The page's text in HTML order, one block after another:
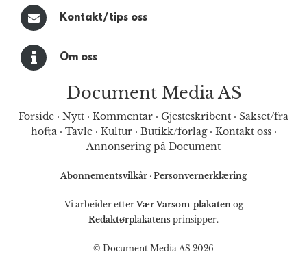
Kontakt/tips oss
Om oss
Document Media AS
Forside · Nytt · Kommentar · Gjesteskribent · Sakset/fra
hofta· Tavle· Kultur· Butikk/forlag· Kontakt oss·
Annonsering på Document
Abonnementsvilkår · Personvernerklæring
Vi arbeider etterVær Varsom-plakaten og
Redaktørplakatens prinsipper.
© Document Media AS 2026